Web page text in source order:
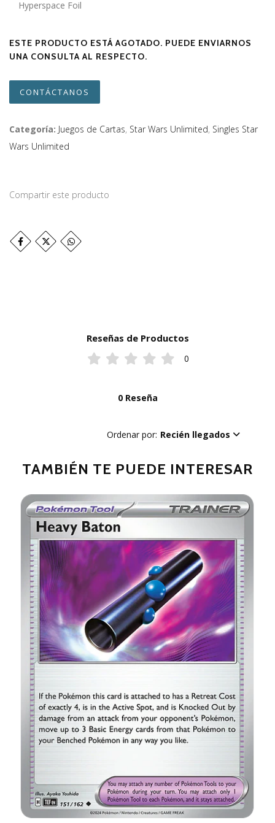
Hyperspace Foil
ESTE PRODUCTO ESTÁ AGOTADO. PUEDE ENVIARNOS
UNA CONSULTA AL RESPECTO.
CONTÁCTANOS
Categoría: Juegos de Cartas, Star Wars Unlimited, Singles Star
Wars Unlimited
Compartir este producto
Reseñas de Productos
0
0 Reseña
Ordenar por: Recién llegados
TAMBIÉN TE PUEDE INTERESAR